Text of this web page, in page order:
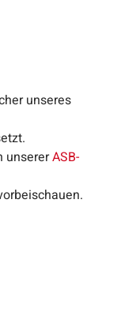
unseres
unsererASB-